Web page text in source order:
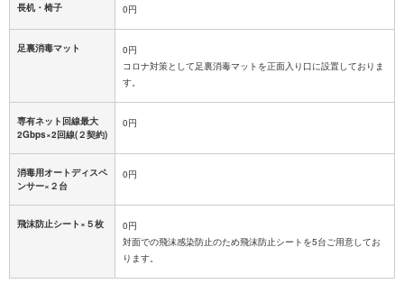
長机・椅子 0円
足裏消毒マット
0円
コロナ対策として足裏消毒マットを正面入り口に設置しておりま
す。
専有ネット回線最大
2Gbps×2回線(２契約)
0円
消毒用オートディスペ
ンサー×２台
0円
飛沫防止シート×５枚
0円
対面での飛沫感染防止のため飛沫防止シートを5台ご用意してお
ります。